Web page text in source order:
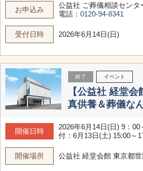
お申込み
公益社 ご葬儀相談センタ
電話： 0120-94-8341
受付日時 2026年6月14日(日)
終了 イベント
【公益社 経堂
真供養＆葬儀な
開催日時
2026年6月14日(日) 9：00
付：6月13日(土) 15:00～
開催場所 公益社 経堂会館 東京都